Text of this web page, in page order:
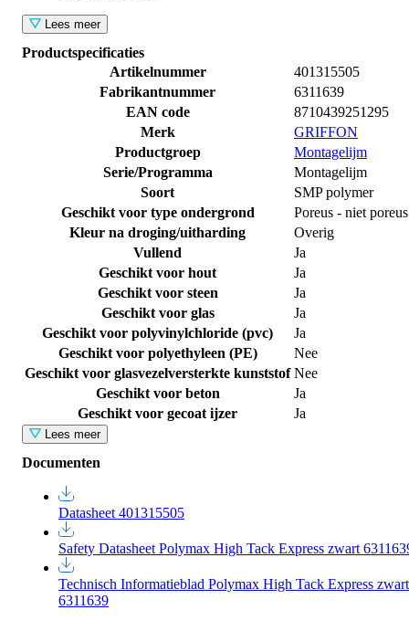
Lees meer
Productspecificaties
Artikelnummer
401315505
Fabrikantnummer
6311639
EAN code
8710439251295
Merk
GRIFFON
Productgroep
Montagelijm
Serie/Programma
Montagelijm
Soort
SMP polymer
Geschikt voor type ondergrond
Poreus - niet poreus
Kleur na droging/uitharding
Overig
Vullend
Ja
Geschikt voor hout
Ja
Geschikt voor steen
Ja
Geschikt voor glas
Ja
Geschikt voor polyvinylchloride (pvc)
Ja
Geschikt voor polyethyleen (PE)
Nee
Geschikt voor glasvezelversterkte kunststof Nee
Geschikt voor beton
Ja
Geschikt voor gecoat ijzer
Ja
Lees meer
Documenten
Datasheet 401315505
Safety Datasheet Polymax High Tack Express zwart
Technisch Informatieblad Polymax High Tack Express zwart
6311639